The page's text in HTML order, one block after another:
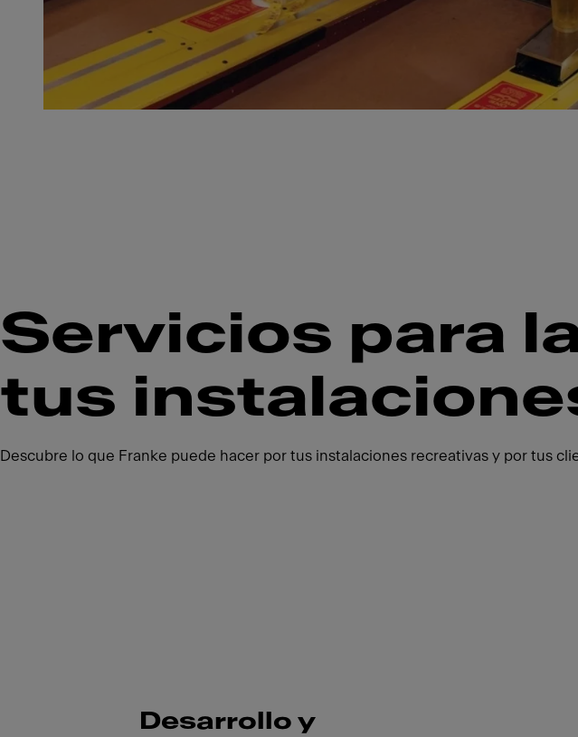
Servicios para
tus
Descubre lo que Franke puede hacer por tus instalaciones recreativas y por tus
Desarrollo y